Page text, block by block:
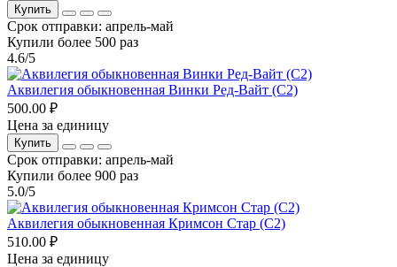
Купить
Срок отправки: апрель-май
Купили более 500 раз
4.6/5
Аквилегия обыкновенная Винки Ред-Вайт (С2)
500.00 ₽
Цена за единицу
Купить
Срок отправки: апрель-май
Купили более 900 раз
5.0/5
Аквилегия обыкновенная Кримсон Стар (С2)
510.00 ₽
Цена за единицу